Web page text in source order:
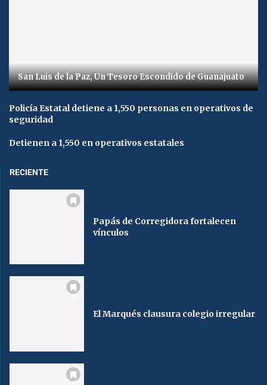
San Luis de la Paz, Un Tesoro Escondido de Guanajuato
Policía Estatal detiene a 1,550 personas en operativos de
seguridad
Detienen a 1,550 en operativos estatales
RECIENTE
Papás de Corregidora fortalecen
vínculos
El Marqués clausura colegio irregular